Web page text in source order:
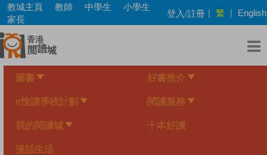
Skip
main
content
教城主頁 教師 中學生
小學生
家長
登入/註冊 | 繁 | English
圖書 好書推介
e悅讀學校計劃 閱讀服務
我的閱讀城 十本好讀
漫話生活